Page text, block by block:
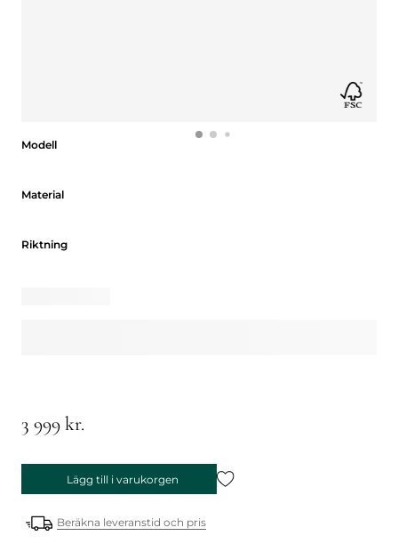
Modell
Material
Riktning
3 999 kr.
Lägg till i varukorgen
Beräkna leveranstid och pris